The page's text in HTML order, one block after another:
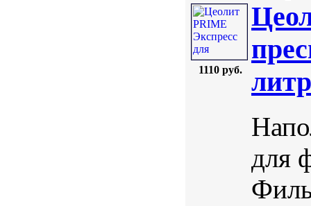
1110 руб.
литр
для